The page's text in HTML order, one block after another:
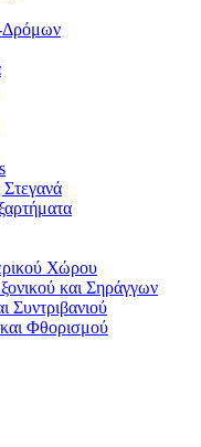
Δρόμων
Χώρου
και Σηράγγων
Συντριβανιού
Φθορισμού